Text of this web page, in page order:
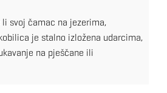
svoj čamac na jezerima,
je stalno izložena udarcima,
na pješčane ili